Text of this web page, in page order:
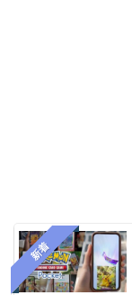
新着